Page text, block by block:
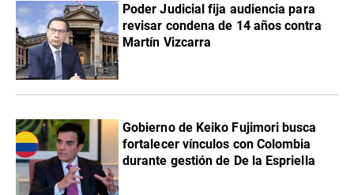
Poder Judicial fija audiencia para
revisar condena de 14 años contra
Martín Vizcarra
Gobierno de Keiko Fujimori busca
fortalecer vínculos con Colombia
durante gestión de De la Espriella